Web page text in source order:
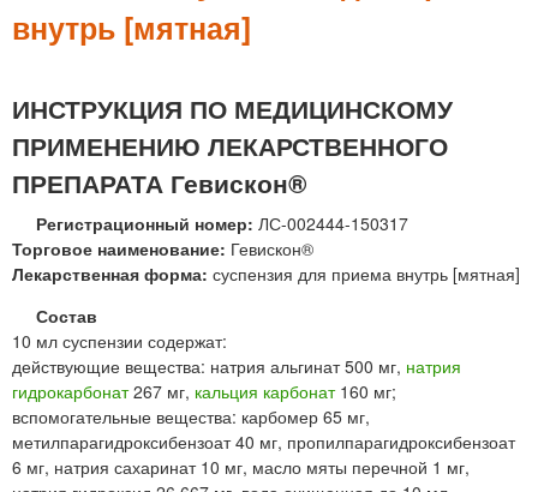
внутрь [мятная]
ИНСТРУКЦИЯ ПО МЕДИЦИНСКОМУ
ПРИМЕНЕНИЮ ЛЕКАРСТВЕННОГО
ПРЕПАРАТА Гевискон®
Регистрационный номер: ЛС-002444-150317
Торговое наименование: Гевискон®
Лекарственная форма: суспензия для приема внутрь [мятная]
Состав
10 мл суспензии содержат:
действующие вещества: натрия альгинат 500 мг, натрия
гидрокарбонат267 мг, кальция карбонат160 мг;
вспомогательные вещества: карбомер 65 мг,
метилпарагидроксибензоат 40 мг, пропилпарагидроксибензоат
6 мг, натрия сахаринат 10 мг, масло мяты перечной 1 мг,